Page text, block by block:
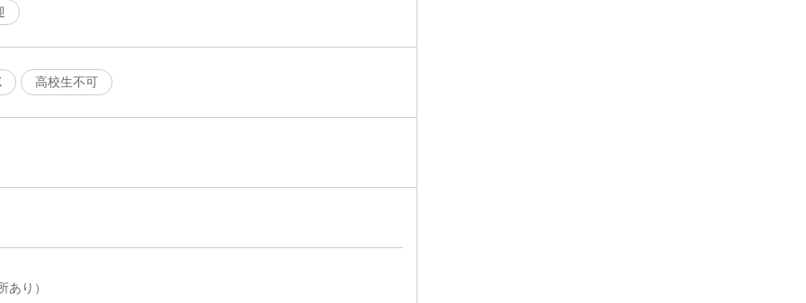
高校生不可
あり）